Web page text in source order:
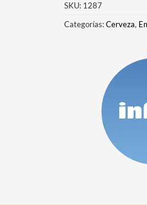
SKU: 1287
Categorías:Cerveza,